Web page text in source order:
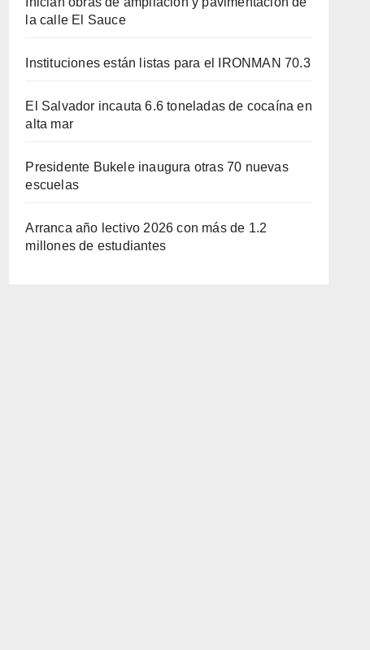
la calle El Sauce
Instituciones están listas para el IRONMAN 70.3
El Salvador incauta 6.6 toneladas de cocaína en
alta mar
Presidente Bukele inaugura otras 70 nuevas
escuelas
Arranca año lectivo 2026 con más de 1.2
millones de estudiantes